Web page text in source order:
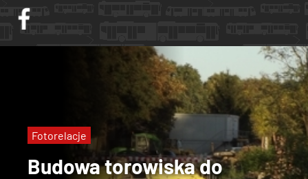
Budowa torowiska do
Fotorelacje